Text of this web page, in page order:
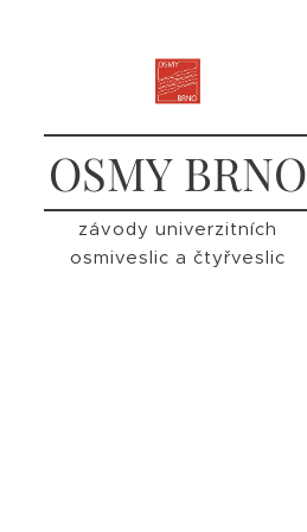
OSMY BRNO
závody univerzitních
osmiveslic a čtyřveslic